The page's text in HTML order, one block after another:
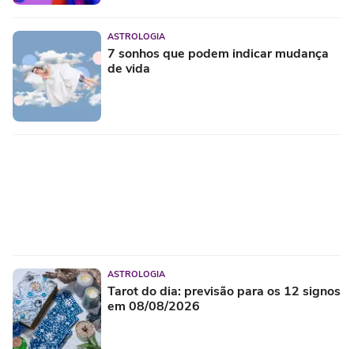
ASTROLOGIA
7 sonhos que podem indicar mudança
de vida
ASTROLOGIA
Tarot do dia: previsão para os 12 signos
em 08/08/2026